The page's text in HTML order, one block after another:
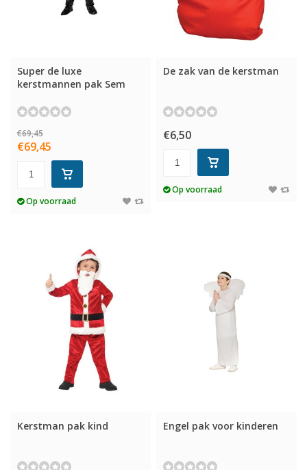
Super de luxe
kerstmannen pak Sem
€69,45
€69,45
Op voorraad
De zak van de kerstman
€6,50
Op voorraad
Kerstman pak kind Engel pak voor kinderen